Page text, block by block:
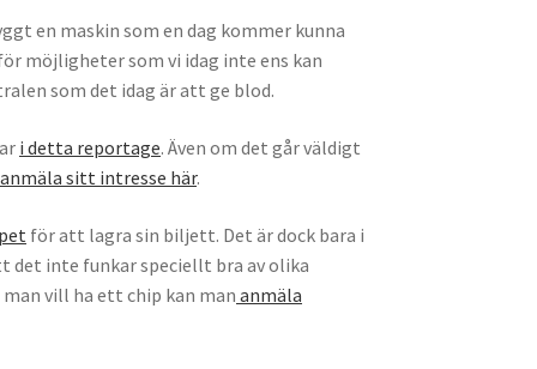
en maskin som en dag kommer kunna
möjligheter som vi idag inte ens kan
som det idag är att ge blod.
i detta reportage. Även om det går väldigt
sitt intresse här.
för att lagra sin biljett. Det är dock bara i
inte funkar speciellt bra av olika
man vill ha ett chip kan man anmäla